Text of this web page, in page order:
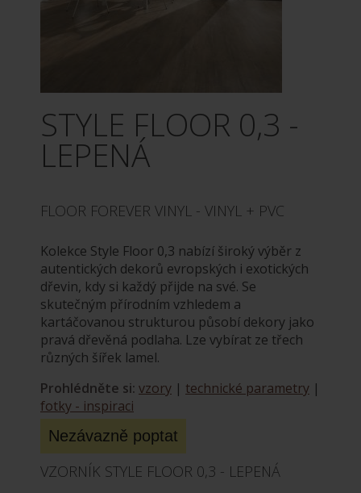
STYLE FLOOR 0,3 -
LEPENÁ
FLOOR FOREVER VINYL - VINYL + PVC
Kolekce Style Floor 0,3 nabízí široký výběr z
autentických dekorů evropských i exotických
dřevin, kdy si každý přijde na své. Se
skutečným přírodním vzhledem a
kartáčovanou strukturou působí dekory jako
pravá dřevěná podlaha. Lze vybírat ze třech
různých šířek lamel.
Prohlédněte si: vzory | technické parametry |
fotky - inspiraci
VZORNÍK STYLE FLOOR 0,3 - LEPENÁ